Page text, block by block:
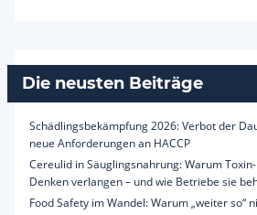
Die neusten Beiträge
Schädlingsbekämpfung 2026: Verbot der
neue Anforderungen an HACCP
Cereulid in Säuglingsnahrung: Warum
Denken verlangen – und wie Betriebe sie
Food Safety im Wandel: Warum „weiter so“